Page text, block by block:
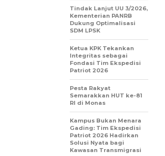
Tindak Lanjut UU 3/2026,
Kementerian PANRB
Dukung Optimalisasi
SDM LPSK
Ketua KPK Tekankan
Integritas sebagai
Fondasi Tim Ekspedisi
Patriot 2026
Pesta Rakyat
Semarakkan HUT ke-81
RI di Monas
Kampus Bukan Menara
Gading: Tim Ekspedisi
Patriot 2026 Hadirkan
Solusi Nyata bagi
Kawasan Transmigrasi